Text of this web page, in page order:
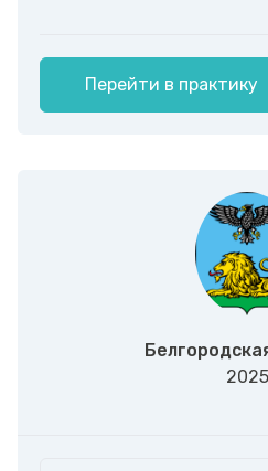
Перейти в практику
2025